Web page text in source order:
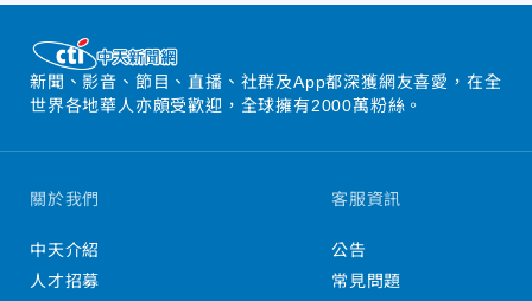
新聞、影音、節目、直播、社群及App都深獲網友喜愛，在全
世界各地華人亦頗受歡迎，全球擁有2000萬粉絲。
關於我們
中天介紹
人才招募
客服資訊
公告
常見問題